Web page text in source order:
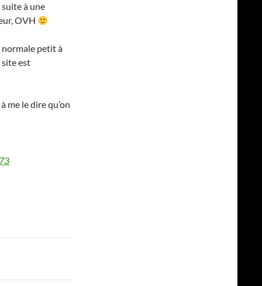
à une
OVH
normale petit à
site est
me le dire qu’on